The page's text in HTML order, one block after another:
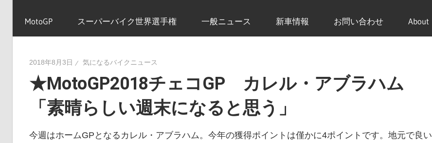
イ
ニ
ュ
MotoGP スーパーバイク世界選手権 一般ニュース 新車情報 お問い合わせ About
2018年8月3日 気になるバイクニュース
★MotoGP2018チェコGP カレル・アブラハム
「素晴らしい週末になると思う」
今週はホームGPとなるカレル・アブラハム。今年の獲得ポイントは僅かに4ポイントです。地元で良い